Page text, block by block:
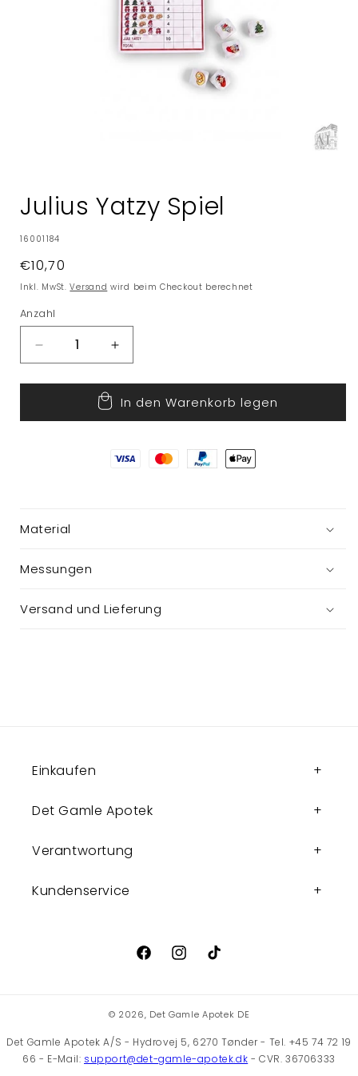
Modal
öffnen
Julius Yatzy Spiel
SKU:
16001184
Normaler
Preis
€10,70
Inkl. MwSt.Versand wird beim Checkout berechnet
Anzahl
Verringere
die
Menge
Julius
Erhöhe
die
Menge
für
Julius
Spiel
In den Warenkorb legen
Material
Messungen
Versand und Lieferung
Einkaufen
Det Gamle Apotek
Verantwortung
Kundenservice
FacebookInstagram
TikTok
© 2026, Det Gamle Apotek DE
Det Gamle Apotek A/S - Hydrovej 5, 6270 Tønder - Tel. +45 74 72 19
66 - E-Mail: support@det-gamle-apotek.dk - CVR. 36706333